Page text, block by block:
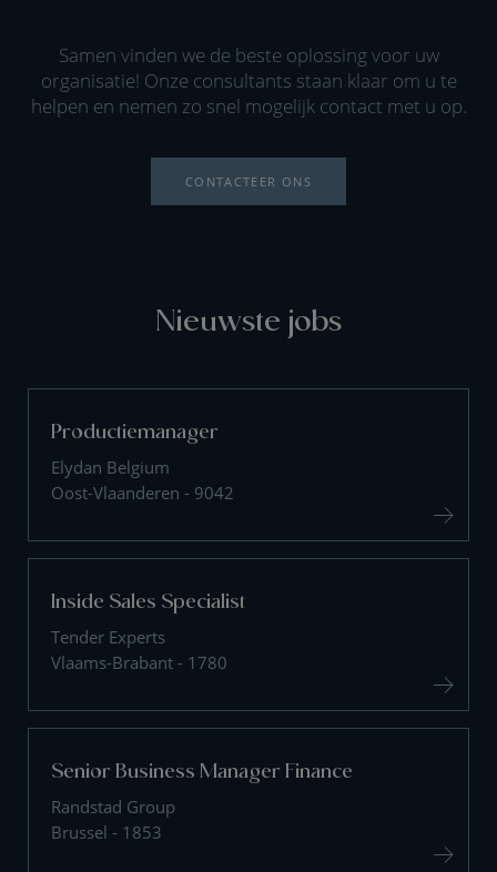
Samen vinden we de beste oplossing voor uw
organisatie! Onze consultants staan klaar om u te
helpen en nemen zo snel mogelijk contact met u op.
CONTACTEER ONS
Nieuwste jobs
Productiemanager
Elydan Belgium
Oost-Vlaanderen - 9042
Inside Sales Specialist
Tender Experts
Vlaams-Brabant - 1780
Senior Business Manager Finance
Randstad Group
Brussel - 1853